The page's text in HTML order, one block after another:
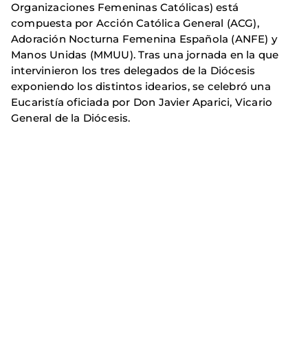
Organizaciones Femeninas Católicas) está
compuesta por Acción Católica General (ACG),
Adoración Nocturna Femenina Española (ANFE) y
Manos Unidas (MMUU). Tras una jornada en la que
intervinieron los tres delegados de la Diócesis
exponiendo los distintos idearios, se celebró una
Eucaristía oficiada por Don Javier Aparici, Vicario
General de la Diócesis.